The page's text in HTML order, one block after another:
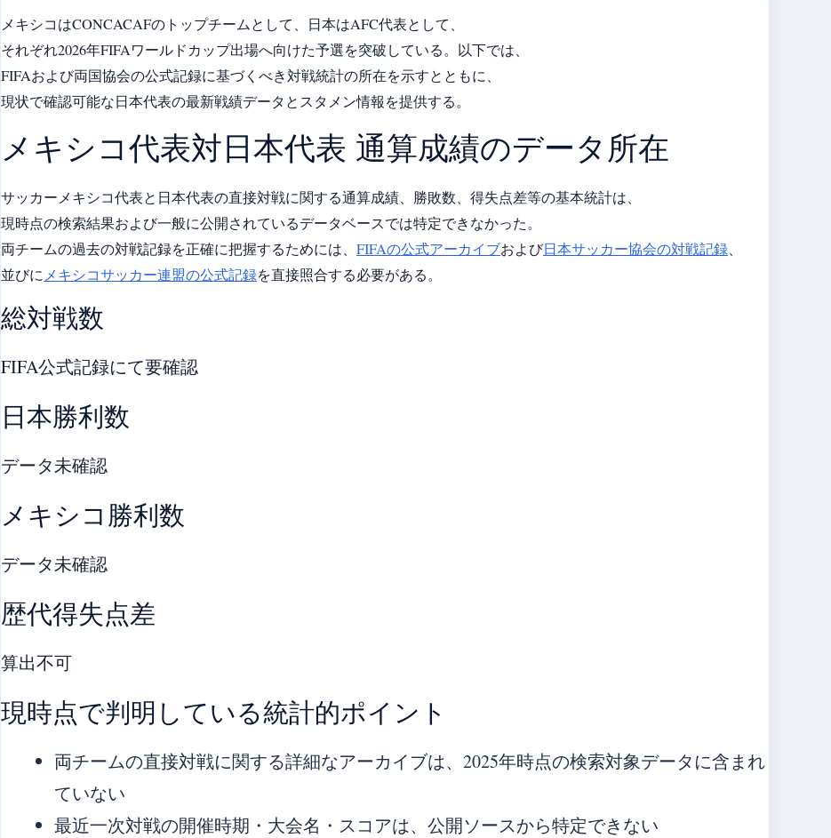
メキシコはCONCACAFのトップチームとして、日本はAFC代表として、
それぞれ2026年FIFAワールドカップ出場へ向けた予選を突破している。以下では、
FIFAおよび両国協会の公式記録に基づくべき対戦統計の所在を示すとともに、
現状で確認可能な日本代表の最新戦績データとスタメン情報を提供する。
メキシコ代表対日本代表 通算成績のデータ所在
サッカーメキシコ代表と日本代表の直接対戦に関する通算成績、勝敗数、得失点差等の基本統計は、
現時点の検索結果および一般に公開されているデータベースでは特定できなかった。
両チームの過去の対戦記録を正確に把握するためには、 FIFAの公式アーカイブおよび日本サッカー協会の対戦記録、
並びにメキシコサッカー連盟の公式記録を直接照合する必要がある。
総対戦数
FIFA公式記録にて要確認
日本勝利数
データ未確認
メキシコ勝利数
データ未確認
歴代得失点差
算出不可
現時点で判明している統計的ポイント
両チームの直接対戦に関する詳細なアーカイブは、2025年時点の検索対象データに含まれ
ていない
最近一次対戦の開催時期・大会名・スコアは、公開ソースから特定できない